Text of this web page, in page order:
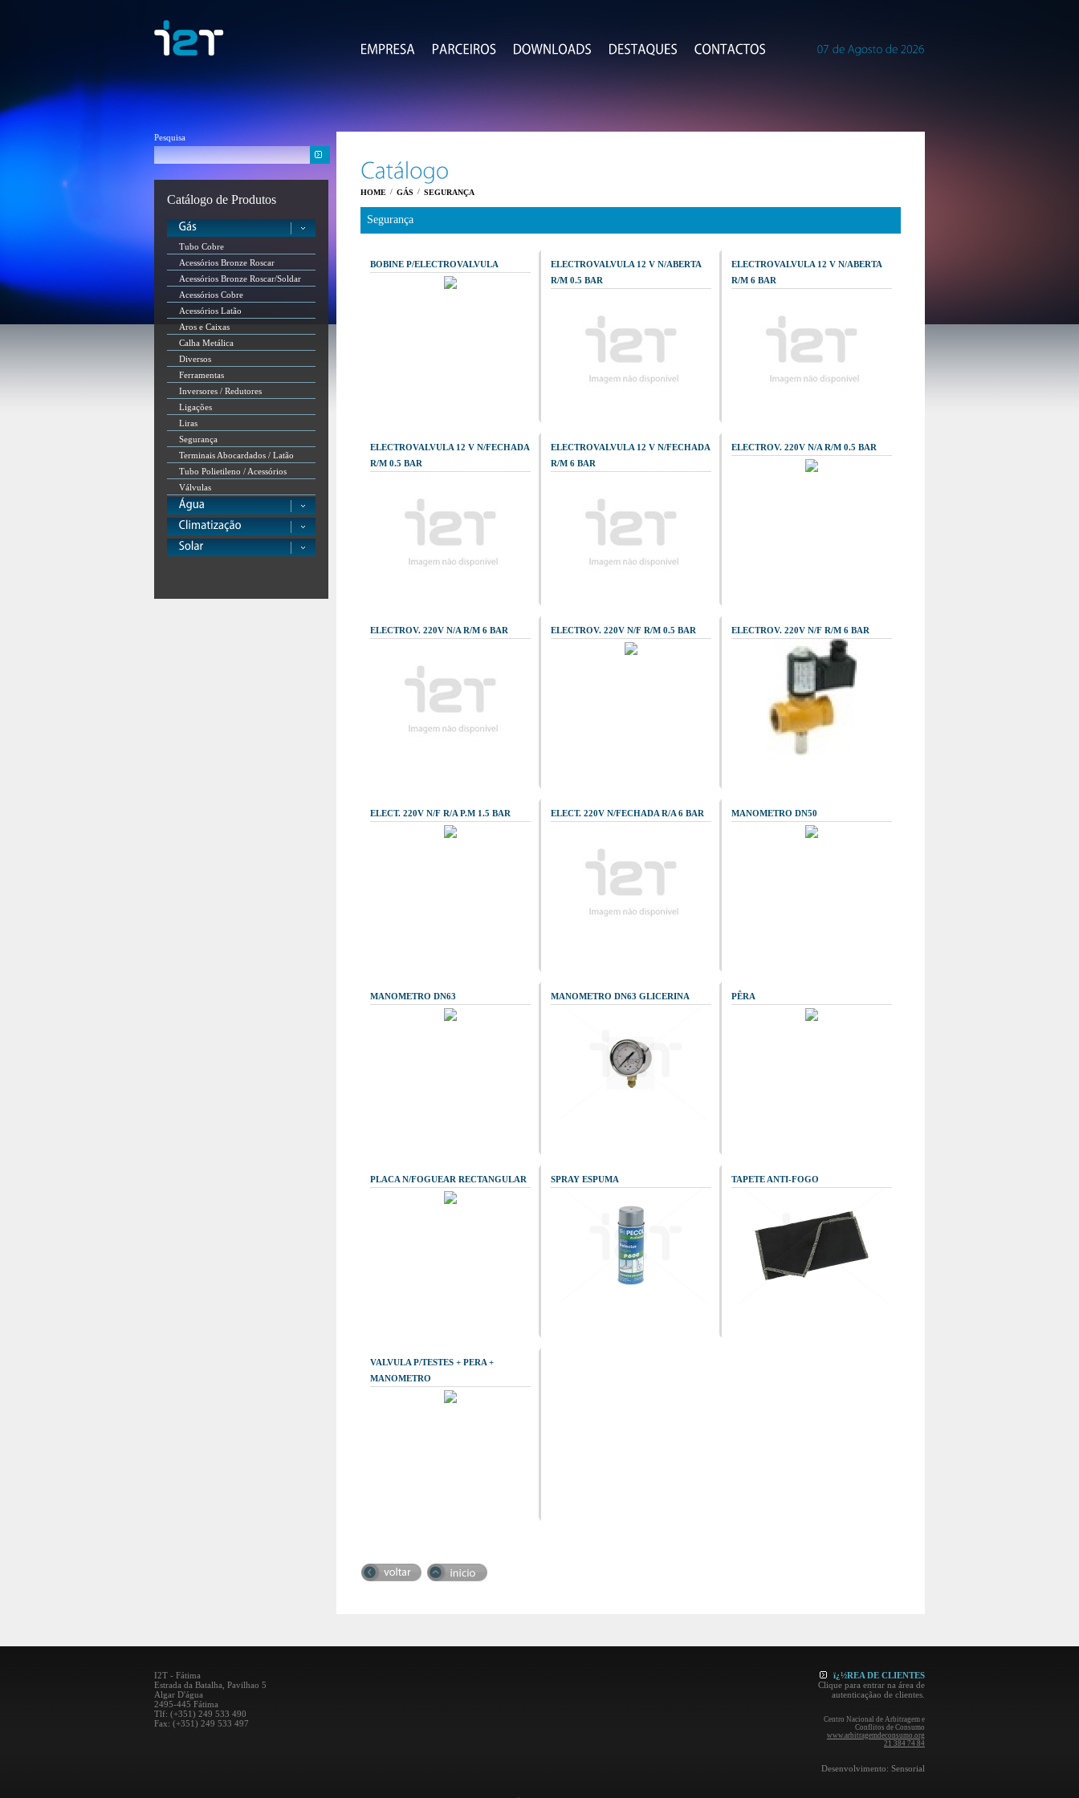
Pesquisa
Catálogo de Produtos
Tubo Cobre
Acessórios Bronze Roscar
Acessórios Bronze Roscar/Soldar
Acessórios Cobre
Acessórios Latão
Aros e Caixas
Calha Metálica
Diversos
Ferramentas
Inversores / Redutores
Ligações
Liras
Segurança
Terminais Abocardados / Latão
Tubo Polietileno / Acessórios
Válvulas
HOME / GÁS / SEGURANÇA
Segurança
BOBINE P/ELECTROVALVULA
ELECTROVALVULA 12 V N/ABERTA
R/M 0.5 BAR
ELECTROVALVULA 12 V N/ABERTA
R/M 6 BAR
ELECTROVALVULA 12 V N/FECHADA
R/M 0.5 BAR
ELECTROVALVULA 12 V N/FECHADA
R/M 6 BAR
ELECTROV. 220V N/A R/M 0.5 BAR
ELECTROV. 220V N/A R/M 6 BAR ELECTROV. 220V N/F R/M 0.5 BAR ELECTROV. 220V N/F R/M 6 BAR
ELECT. 220V N/F R/A P.M 1.5 BAR ELECT. 220V N/FECHADA R/A 6 BAR MANOMETRO DN50
MANOMETRO DN63 MANOMETRO DN63 GLICERINA PÊRA
PLACA N/FOGUEAR RECTANGULAR SPRAY ESPUMA TAPETE ANTI-FOGO
VALVULA P/TESTES + PERA +
MANOMETRO
I2T - Fátima
Estrada da Batalha, Pavilhao 5
Algar D'água
2495-445 Fátima
Tlf: (+351) 249 533 490
Fax: (+351) 249 533 497
ï¿½REA DE CLIENTES
Clique para entrar na área de
autenticaçãao de clientes.
Centro Nacional de Arbitragem e
Conflitos de Consumo
www.arbitragemdeconsumo.org
21 384 74 84
Desenvolvimento: Sensorial